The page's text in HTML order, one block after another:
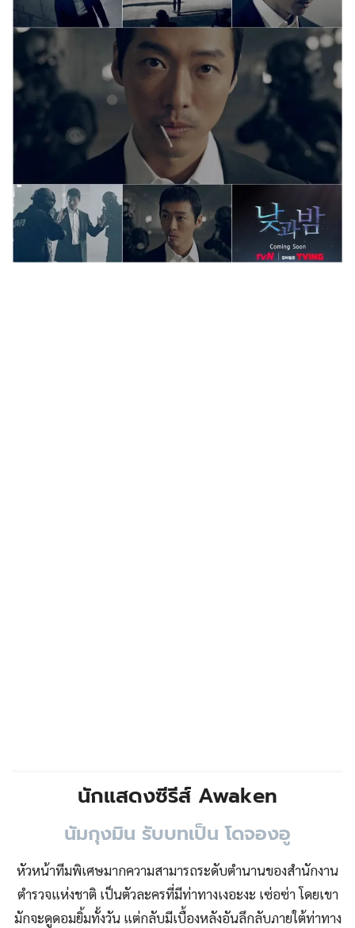
นักแสดงซีรีส์ Awaken
นัมกุงมิน รับบทเป็น โดจองอู
หัวหน้าทีมพิเศษมากความสามารถระดับตำนานของสำนักงาน
ตำรวจแห่งชาติ เป็นตัวละครที่มีท่าทางเงอะงะ เซ่อซ่า โดยเขา
มักจะดูดอมยิ้มทั้งวัน แต่กลับมีเบื้องหลังอันลึกลับภายใต้ท่าทาง